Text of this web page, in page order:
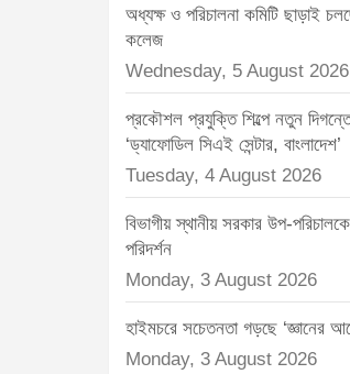
অধ্যক্ষ ও পরিচালনা কমিটি ছাড়াই
কলেজ
Wednesday, 5 August 2026
প্রকৌশল প্রযুক্তি শিল্পে নতুন
‘ড্যাফোডিল সিএই সেন্টার, বাংলাদেশ’
Tuesday, 4 August 2026
বিভাগীয় স্থানীয় সরকার উপ-
পরিদর্শন
Monday, 3 August 2026
হাইমচরে সচেতনতা গড়ছে ‘জ্ঞানের
Monday, 3 August 2026